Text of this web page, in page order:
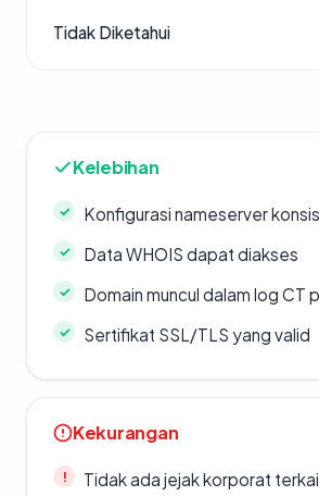
Tidak Diketahui
Kelebihan
Konfigurasi nameserver
Data WHOIS dapat diakses
Domain muncul dalam log CT
Sertifikat SSL/TLS yang valid
Kekurangan
Tidak ada jejak korporat